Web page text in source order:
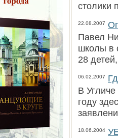
столики
22.08.2007
Павел
школы в
28
06.02.2007
В
году
18.06.2004